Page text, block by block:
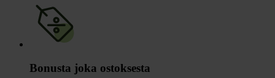
Bonusta joka ostoksesta